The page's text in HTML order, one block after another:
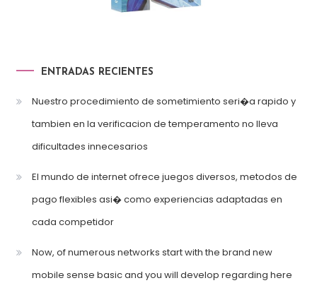
ENTRADAS RECIENTES
Nuestro procedimiento de sometimiento seri�a rapido y
tambien en la verificacion de temperamento no lleva
dificultades innecesarios
El mundo de internet ofrece juegos diversos, metodos de
pago flexibles asi� como experiencias adaptadas en
cada competidor
Now, of numerous networks start with the brand new
mobile sense basic and you will develop regarding here